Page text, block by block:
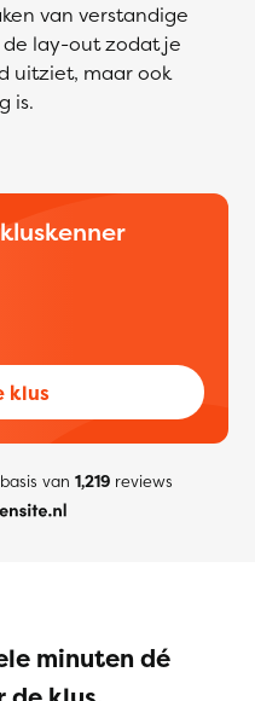
van verstandige
lay-out zodat je
uitziet, maar ook
is.
klus
van 1,219reviews
minuten dé